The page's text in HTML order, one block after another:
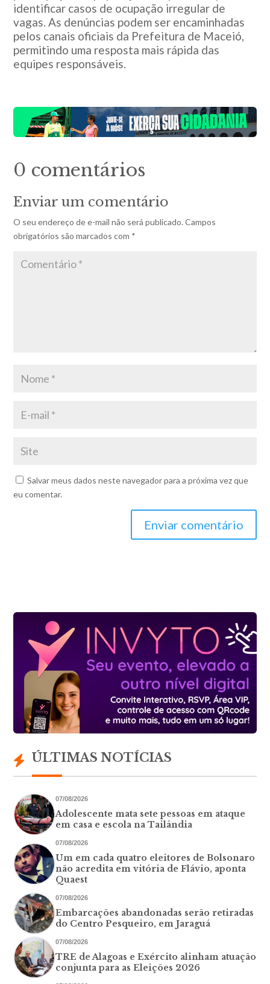
identificar casos de ocupação irregular de
vagas. As denúncias podem ser encaminhadas
pelos canais oficiais da Prefeitura de Maceió,
permitindo uma resposta mais rápida das
equipes responsáveis.
0 comentários
Enviar um comentário
O seu endereço de e-mail não será publicado. Campos
obrigatórios são marcados com *
Salvar meus dados neste navegador para a próxima vez que
eu comentar.
Enviar comentário
ÚLTIMAS NOTÍCIAS
07/08/2026
Adolescente mata sete pessoas em ataque
em casa e escola na Tailândia
07/08/2026
Um em cada quatro eleitores de Bolsonaro
não acredita em vitória de Flávio, aponta
Quaest
07/08/2026
Embarcações abandonadas serão retiradas
do Centro Pesqueiro, em Jaraguá
07/08/2026
TRE de Alagoas e Exército alinham atuação
conjunta para as Eleições 2026